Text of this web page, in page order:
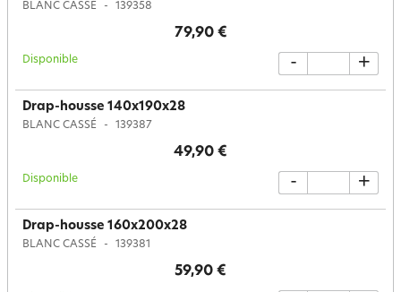
BLANC CASSÉ 139358
79,90 €
Disponible - +
Drap-housse 140x190x28
BLANC CASSÉ 139387
49,90 €
Disponible - +
Drap-housse 160x200x28
BLANC CASSÉ 139381
59,90 €